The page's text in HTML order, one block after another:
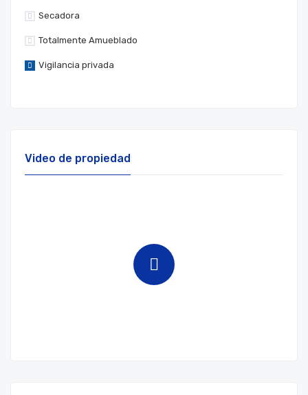
Secadora
Totalmente Amueblado
Vigilancia privada
Video de propiedad